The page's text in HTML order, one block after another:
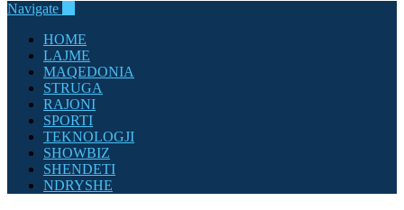
Navigate
HOME
LAJME
MAQEDONIA
STRUGA
RAJONI
SPORTI
TEKNOLOGJI
SHOWBIZ
SHENDETI
NDRYSHE